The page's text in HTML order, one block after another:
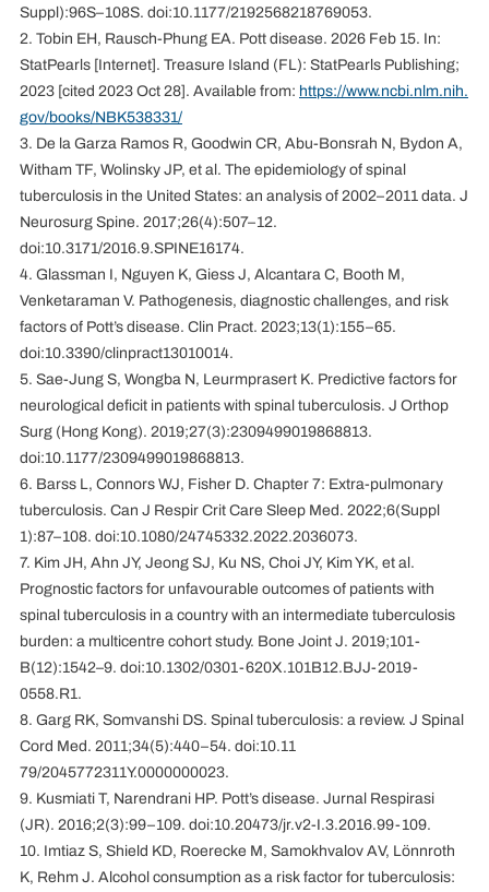
Suppl):96S–108S. doi:10.1177/2192568218769053.
2. Tobin EH, Rausch-Phung EA. Pott disease. 2026 Feb 15. In:
StatPearls [Internet]. Treasure Island (FL): StatPearls Publishing;
2023 [cited 2023 Oct 28]. Available from:https://www.ncbi.nlm.nih.
gov/books/NBK538331/
3. De la Garza Ramos R, Goodwin CR, Abu-Bonsrah N, Bydon A,
Witham TF, Wolinsky JP, et al. The epidemiology of spinal
tuberculosis in the United States: an analysis of 2002–2011 data. J
Neurosurg Spine. 2017;26(4):507–12.
doi:10.3171/2016.9.SPINE16174.
4. Glassman I, Nguyen K, Giess J, Alcantara C, Booth M,
Venketaraman V. Pathogenesis, diagnostic challenges, and risk
factors of Pott’s disease. Clin Pract. 2023;13(1):155–65.
doi:10.3390/clinpract13010014.
5. Sae-Jung S, Wongba N, Leurmprasert K. Predictive factors for
neurological deficit in patients with spinal tuberculosis. J Orthop
Surg (Hong Kong). 2019;27(3):2309499019868813.
doi:10.1177/2309499019868813.
6. Barss L, Connors WJ, Fisher D. Chapter 7: Extra-pulmonary
tuberculosis. Can J Respir Crit Care Sleep Med. 2022;6(Suppl
1):87–108. doi:10.1080/24745332.2022.2036073.
7. Kim JH, Ahn JY, Jeong SJ, Ku NS, Choi JY, Kim YK, et al.
Prognostic factors for unfavourable outcomes of patients with
spinal tuberculosis in a country with an intermediate tuberculosis
burden: a multicentre cohort study. Bone Joint J. 2019;101-
B(12):1542–9. doi:10.1302/0301-620X.101B12.BJJ-2019-
0558.R1.
8. Garg RK, Somvanshi DS. Spinal tuberculosis: a review. J Spinal
Cord Med. 2011;34(5):440–54. doi:10.11
79/2045772311Y.0000000023.
9. Kusmiati T, Narendrani HP. Pott’s disease. Jurnal Respirasi
(JR). 2016;2(3):99–109. doi:10.20473/jr.v2-I.3.2016.99-109.
10. Imtiaz S, Shield KD, Roerecke M, Samokhvalov AV, Lönnroth
K, Rehm J. Alcohol consumption as a risk factor for tuberculosis: